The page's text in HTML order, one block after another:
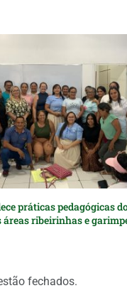
práticas pedagógicas
áreas ribeirinhas e
fechados.